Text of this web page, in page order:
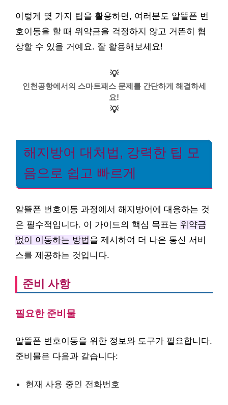
이렇게 몇 가지 팁을 활용하면, 여러분도 알뜰폰 번
호이동을 할 때 위약금을 걱정하지 않고 거뜬히 협
상할 수 있을 거예요. 잘 활용해보세요!
💡
인천공항에서의 스마트패스 문제를 간단하게 해결하세
요!
💡
해지방어 대처법, 강력한 팁 모
음으로 쉽고 빠르게
알뜰폰 번호이동 과정에서 해지방어에 대응하는 것
은 필수적입니다. 이 가이드의 핵심 목표는 위약금
없이 이동하는 방법을 제시하여 더 나은 통신 서비
스를 제공하는 것입니다.
준비 사항
필요한 준비물
알뜰폰 번호이동을 위한 정보와 도구가 필요합니다.
준비물은 다음과 같습니다:
현재 사용 중인 전화번호